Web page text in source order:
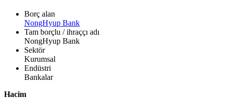
Borç alan
NongHyup Bank
Tam borçlu / ihraççı adı
NongHyup Bank
Sektör
Kurumsal
Endüstri
Bankalar
Hacim